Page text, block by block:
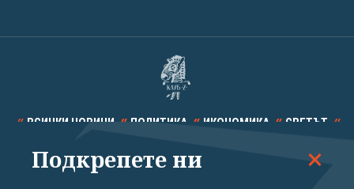
ВСИЧКИ НОВИНИ ПОЛИТИКА ИКОНОМИКА СВЕТЪТ
СПОРТ КУЛТУРА ТЕХНОЛОГИИ КАЛЕЙДОСКОП
Подкрепете ни